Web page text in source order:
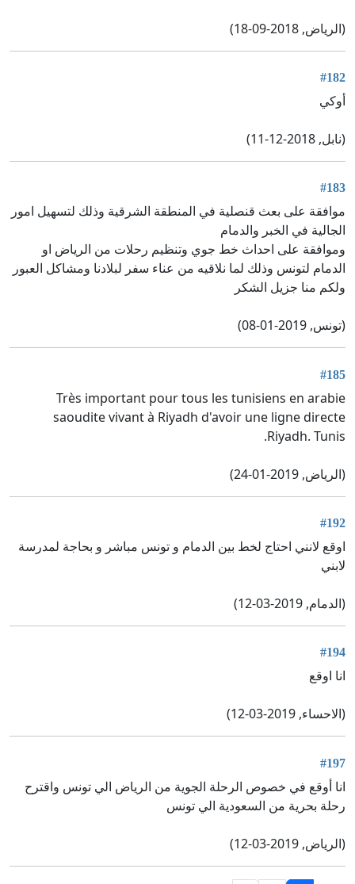
(الرياض, 2018-09-18)
#182
أوكي
(نابل, 2018-12-11)
#183
موافقة على بعث قنصلية في المنطقة الشرقية وذلك لتسهيل امور
الجالية في الخبر والدمام
وموافقة على احداث خط جوي وتنظيم رحلات من الرياض او
الدمام لتونس وذلك لما نلاقيه من عناء سفر لبلادنا ومشاكل العبور
ولكم منا جزيل الشكر
(تونس, 2019-01-08)
#185
Très important pour tous les tunisiens en arabie
saoudite vivant à Riyadh d'avoir une ligne directe
Riyadh. Tunis.
(الرياض, 2019-01-24)
#192
اوقع لانني احتاج لخط بين الدمام و تونس مباشر و بحاجة لمدرسة
لابني
(الدمام, 2019-03-12)
#194
انا اوقع
(الاحساء, 2019-03-12)
#197
انا أوقع في خصوص الرحلة الجوية من الرياض الي تونس واقترح
رحلة بحرية من السعودية الي تونس
(الرياض, 2019-03-12)